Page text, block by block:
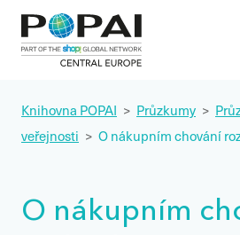
Knihovna POPAI > Průzkumy >
veřejnosti > O nákupním chování
O nákupním